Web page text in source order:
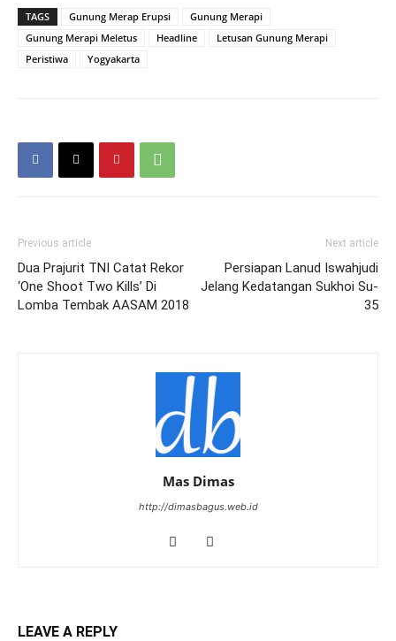
TAGS Gunung Merap Erupsi
Gunung Merapi
Gunung Merapi Meletus
Headline
Letusan Gunung Merapi
Peristiwa
Yogyakarta
Previous article
Dua Prajurit TNI Catat Rekor
‘One Shoot Two Kills’ Di
Lomba Tembak AASAM 2018
Next article
Persiapan Lanud Iswahjudi
Jelang Kedatangan Sukhoi Su-
35
Mas Dimas
http://dimasbagus.web.id
LEAVE A REPLY